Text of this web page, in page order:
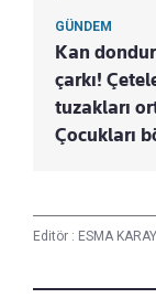
GÜNDEM
Kan
çarkı!
tuzakları
Çocukları
Editör : ESMA